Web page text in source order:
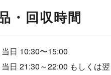
・回収時間
日 10:30〜15:00
日 21:30～22:00 もしくは